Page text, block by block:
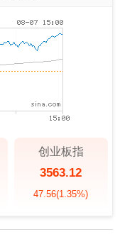
创业板指
3563.12
47.56(1.35%)